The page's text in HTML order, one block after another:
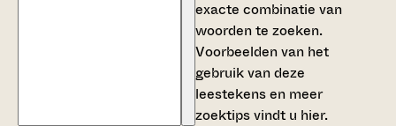
exacte combinatie van
woorden te zoeken.
Voorbeelden van het
gebruik van deze
leestekens en meer
zoektips vindt u hier.